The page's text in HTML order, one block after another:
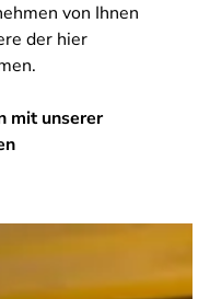
von Ihnen
der hier
mit unserer